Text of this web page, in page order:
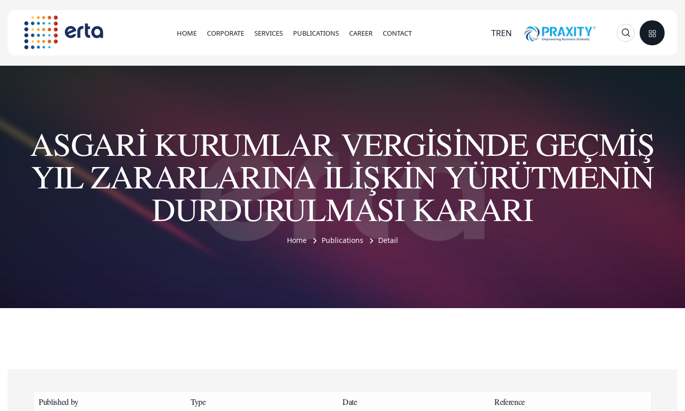
HOME CORPORATE SERVICES PUBLICATIONS CAREER CONTACT TREN
ASGARİ KURUMLAR VERGİSİNDE GEÇMİŞ
YIL ZARARLARINA İLİŞKİN YÜRÜTMENİN
DURDURULMASI KARARI
Home Publications Detail
Published by Type Date Reference